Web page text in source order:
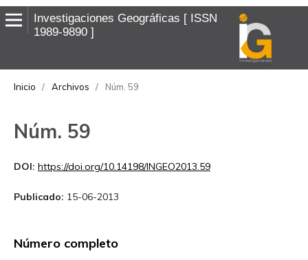
Investigaciones Geográficas
ISSN
1989-9890
Inicio / Archivos / Núm. 59
Núm. 59
DOI: https://doi.org/10.14198/INGEO2013.59
Publicado: 15-06-2013
Número completo